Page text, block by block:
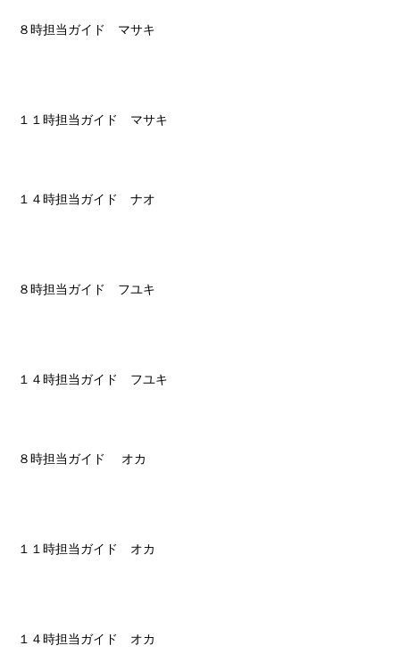
８時担当ガイド マサキ
１１時担当ガイド マサキ
１４時担当ガイド ナオ
８時担当ガイド フユキ
１４時担当ガイド フユキ
８時担当ガイド オカ
１１時担当ガイド オカ
１４時担当ガイド オカ